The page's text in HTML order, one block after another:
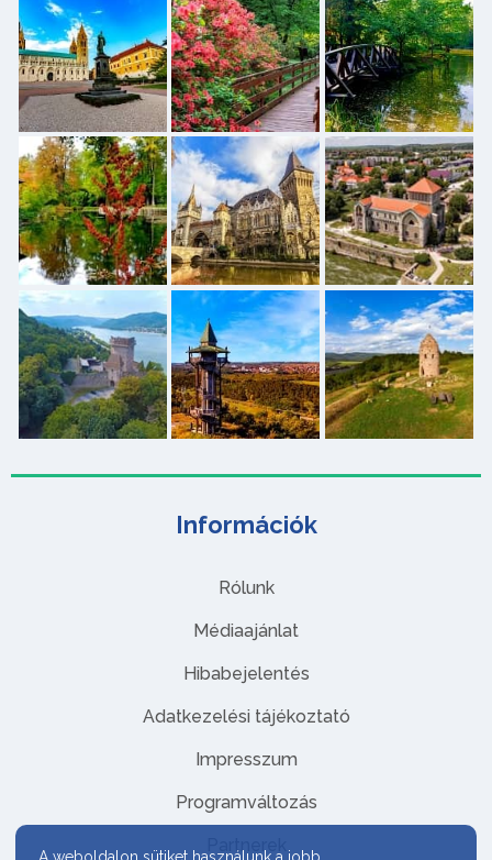
Információk
Rólunk
Médiaajánlat
Hibabejelentés
Adatkezelési tájékoztató
Impresszum
Programváltozás
Partnerek